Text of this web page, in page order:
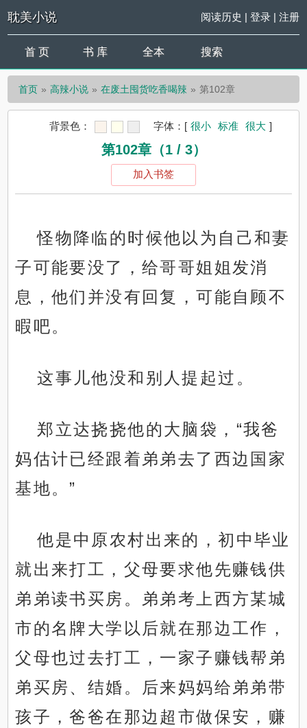
耽美小说 阅读历史 | 登录| 注册
首 页 书 库 全本 搜索
首页 高辣小说 在废土囤货吃香喝辣 第102章
背景色： 字体： [ 很小 标准 很大 ]
第102章（1 / 3）
加入书签
怪物降临的时候他以为自己和妻
子可能要没了，给哥哥姐姐发消
息，他们并没有回复，可能自顾不
暇吧。
这事儿他没和别人提起过。
郑立达挠挠他的大脑袋，“我爸
妈估计已经跟着弟弟去了西边国家
基地。”
他是中原农村出来的，初中毕业
就出来打工，父母要求他先赚钱供
弟弟读书买房。弟弟考上西方某城
市的名牌大学以后就在那边工作，
父母也过去打工，一家子赚钱帮弟
弟买房、结婚。后来妈妈给弟弟带
孩子，爸爸在那边超市做保安，赚